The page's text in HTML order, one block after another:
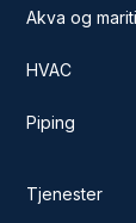
Akva og
HVAC
Piping
Tjenester